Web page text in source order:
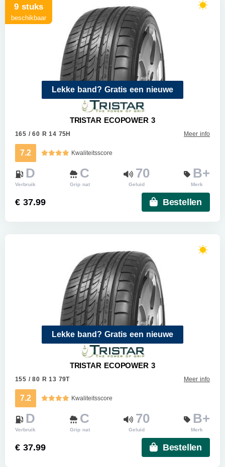
Lekke band? Gratis een nieuwe
9 stuks
beschikbaar
TRISTAR ECOPOWER 3
165 / 60 R 14 75H Meer info
7.2 Kwaliteitsscore
D
Verbruik
C
Grip nat
70
Geluid
B+
Merk
€ 37.99 Bestellen
Lekke band? Gratis een nieuwe
TRISTAR ECOPOWER 3
155 / 80 R 13 79T Meer info
7.2 Kwaliteitsscore
D
Verbruik
C
Grip nat
70
Geluid
B+
Merk
€ 37.99 Bestellen